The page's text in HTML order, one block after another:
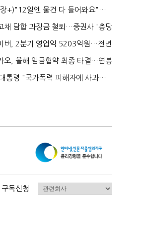
' 기준은 ...
+)"12일엔 물건 다 들어와요"…
대 채우며 문 연 ...
채 담합 과징금 철퇴…증권사 '충당
탄' 우려...
버, 2분기 영업익 5203억원…전년
감소...
오, 올해 임금협약 최종 타결…연봉
인상·격려...
통령 "국가폭력 피해자에 사과…
구독신청